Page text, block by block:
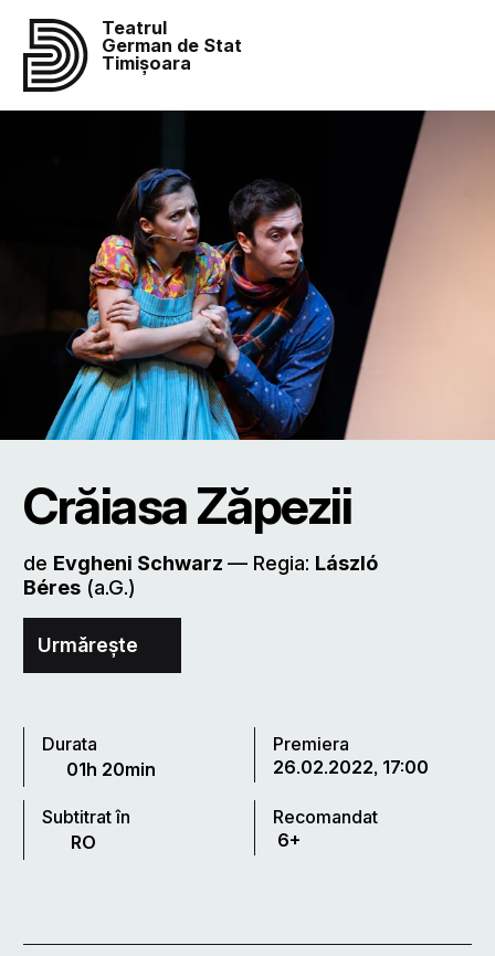
Teatrul
German de Stat
Timișoara
Crăiasa Zăpezii
de Evgheni Schwarz–– Regia: László
Béres (a.G.)
Urmărește
Durata
01h 20min
Premiera
26.02.2022, 17:00
Subtitrat în
RO
Recomandat
6+